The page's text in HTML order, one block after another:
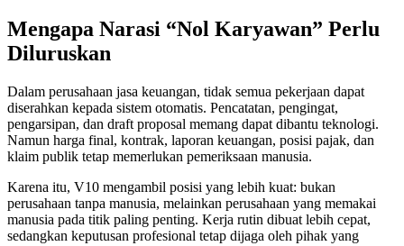
Mengapa Narasi “Nol Karyawan” Perlu
Diluruskan
Dalam perusahaan jasa keuangan, tidak semua pekerjaan dapat
diserahkan kepada sistem otomatis. Pencatatan, pengingat,
pengarsipan, dan draft proposal memang dapat dibantu teknologi.
Namun harga final, kontrak, laporan keuangan, posisi pajak, dan
klaim publik tetap memerlukan pemeriksaan manusia.
Karena itu, V10 mengambil posisi yang lebih kuat: bukan
perusahaan tanpa manusia, melainkan perusahaan yang memakai
manusia pada titik paling penting. Kerja rutin dibuat lebih cepat,
sedangkan keputusan profesional tetap dijaga oleh pihak yang